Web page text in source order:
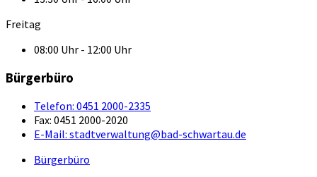
Freitag
08:00 Uhr - 12:00 Uhr
Bürgerbüro
Telefon: 0451 2000-2335
Fax: 0451 2000-2020
E-Mail: stadtverwaltung@bad-schwartau.de
Bürgerbüro